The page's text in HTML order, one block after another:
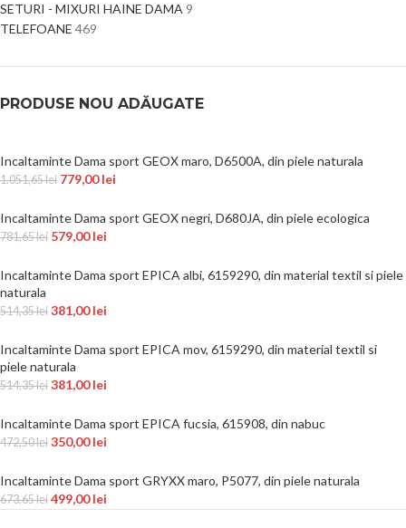
SETURI - MIXURI HAINE DAMA 9
TELEFOANE 469
PRODUSE NOU ADĂUGATE
Incaltaminte Dama sport GEOX maro, D6500A, din piele naturala
1.051,65lei 779,00lei
Incaltaminte Dama sport GEOX negri, D680JA, din piele ecologica
781,65lei 579,00lei
Incaltaminte Dama sport EPICA albi, 6159290, din material textil si piele
naturala
514,35lei 381,00lei
Incaltaminte Dama sport EPICA mov, 6159290, din material textil si
piele naturala
514,35lei 381,00lei
Incaltaminte Dama sport EPICA fucsia, 615908, din nabuc
472,50lei 350,00lei
Incaltaminte Dama sport GRYXX maro, P5077, din piele naturala
673,65lei 499,00lei